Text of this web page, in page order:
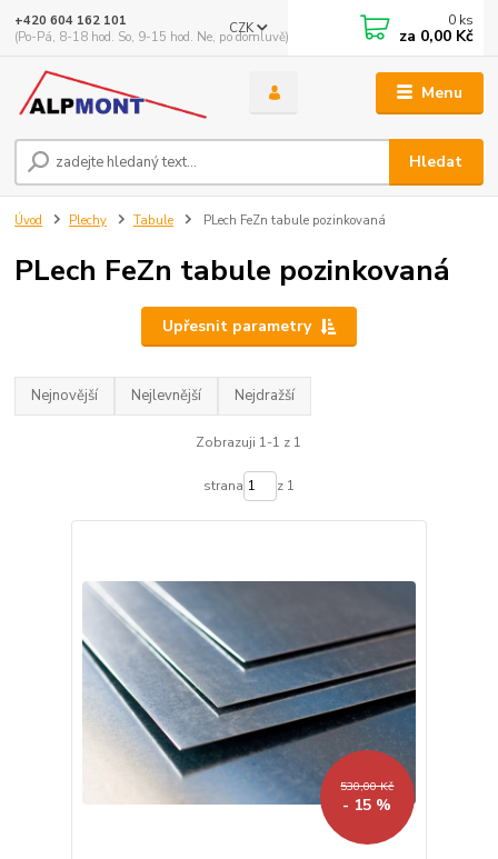
Menu
CZK
Hledat
+420 604 162 101
(Po-Pá, 8-18 hod. So, 9-15 hod. Ne, po domluvě)
0 ks
za 0,00 Kč
Úvod Plechy Tabule PLech FeZn tabule pozinkovaná
PLech FeZn tabule pozinkovaná
Upřesnit parametry
Nejnovější Nejlevnější Nejdražší
Zobrazuji 1-1 z 1
strana z 1
530,00 Kč
- 15 %